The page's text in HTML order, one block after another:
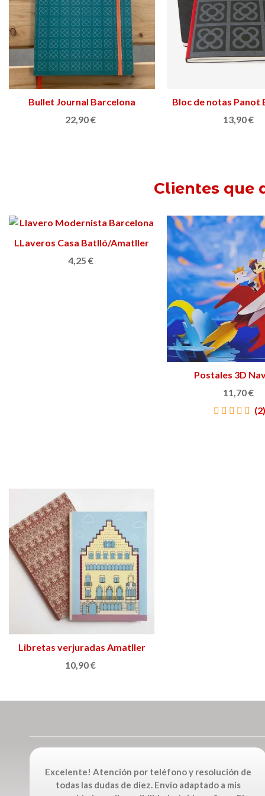
Añadir al carrito
Bullet Journal Barcelona
22,90 €
Ver más
Bloc de notas Panot
13,90 €
Clientes que
Añadir al carrito
LLaveros Casa Batlló/Amatller
4,25 €
Ver más
Postales 3D
11,70 €
Ver más
Libretas verjuradas Amatller
10,90 €
Excelente! Atención por teléfono y resolución de
todas las dudas de diez. Envío adaptado a mis